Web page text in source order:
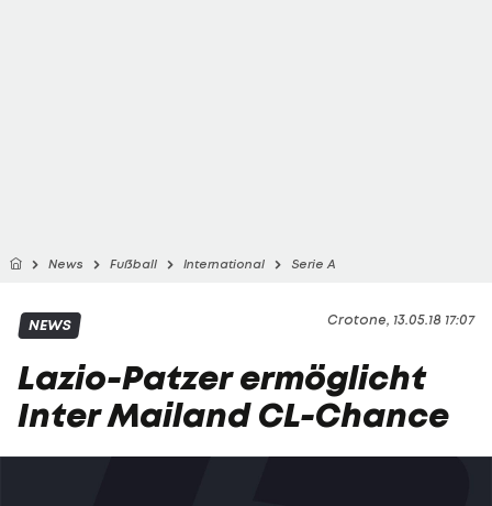
News Fußball International Serie A
Crotone, 13.05.18 17:07
NEWS
Lazio-Patzer ermöglicht
Inter Mailand CL-Chance